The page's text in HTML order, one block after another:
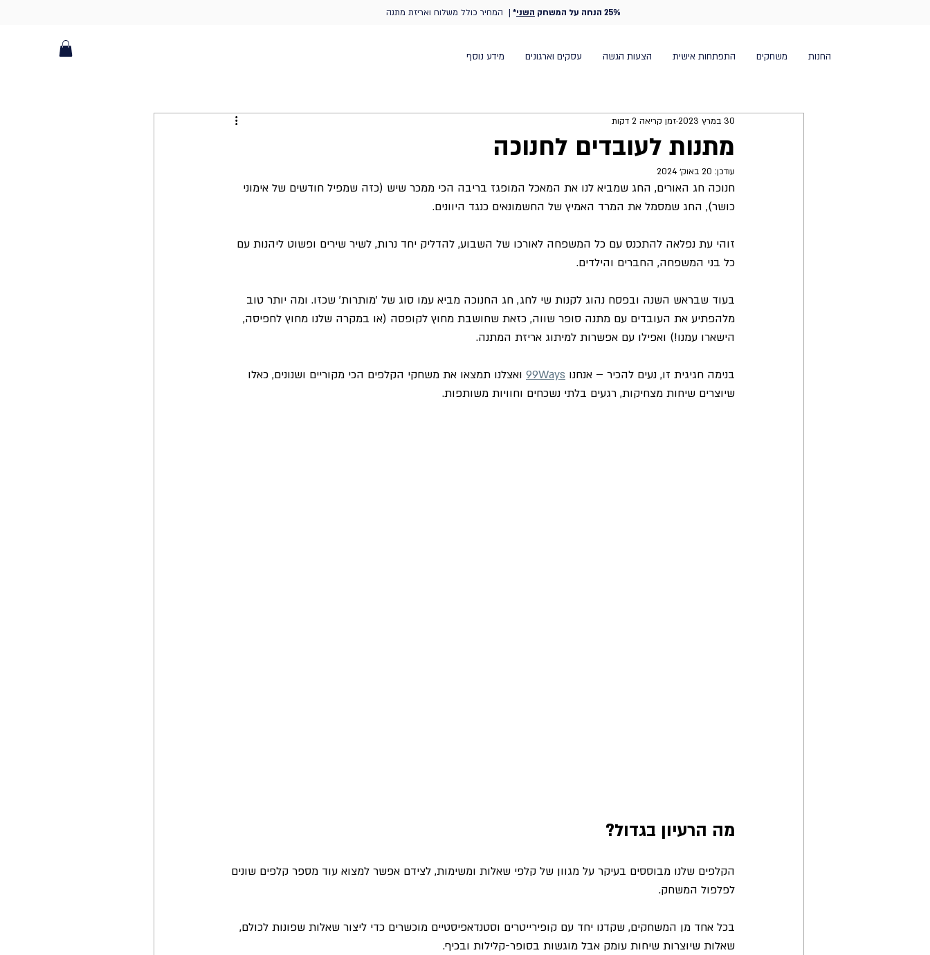
החנות משחקים התפתחות אישית הצעות הגשה עסקים וארגונים מידע נוסף
25% הנחה על המשחק השני* | המחיר כולל משלוח ואריזת מתנה
מתנות לעובדים לחנוכה
30 במרץ 2023 זמן קריאה 2 דקות
עודכן: 20 באוק׳ 2024
חנוכה חג האורים, החג שמביא לנו את המאכל המופגז בריבה הכי ממכר שיש (כזה שמפיל חודשים של אימוני
כושר), החג שמסמל את המרד האמיץ של החשמונאים כנגד היוונים.
זוהי עת נפלאה להתכנס עם כל המשפחה לאורכו של השבוע, להדליק יחד נרות, לשיר שירים ופשוט ליהנות עם
כל בני המשפחה, החברים והילדים.
בעוד שבראש השנה ובפסח נהוג לקנות שי לחג, חג החנוכה מביא עמו סוג של 'מותרות' שכזו. ומה יותר טוב
מלהפתיע את העובדים עם מתנה סופר שווה, כזאת שחושבת מחוץ לקופסה (או במקרה שלנו מחוץ לחפיסה,
הישארו עמנו!) ואפילו עם אפשרות למיתוג אריזת המתנה.
בנימה חגיגית זו, נעים להכיר – אנחנו 99Ways ואצלנו תמצאו את משחקי הקלפים הכי מקוריים ושנונים, כאלו
שיוצרים שיחות מצחיקות, רגעים בלתי נשכחים וחוויות משותפות.
מה הרעיון בגדול?
הקלפים שלנו מבוססים בעיקר על מגוון של קלפי שאלות ומשימות, לצידם אפשר למצוא עוד מספר קלפים שונים
לפלפול המשחק.
בכל אחד מן המשחקים, שקדנו יחד עם קופירייטרים וסטנדאפיסטיים מוכשרים כדי ליצור שאלות שפונות לכולם,
שאלות שיוצרות שיחות עומק אבל מוגשות בסופר-קלילות ובכיף.